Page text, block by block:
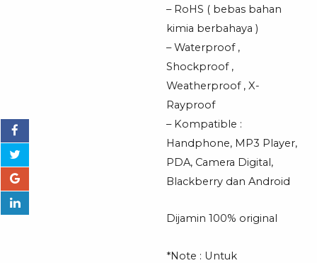
– RoHS ( bebas bahan
kimia berbahaya )
– Waterproof ,
Shockproof ,
Weatherproof , X-
Rayproof
– Kompatible :
Handphone, MP3 Player,
PDA, Camera Digital,
Blackberry dan Android
Dijamin 100% original
*Note : Untuk